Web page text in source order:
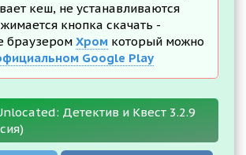
кеш, не устанавливаются
кнопка скачать -
браузером Хром который можно
Google Play
Детектив и Квест 3.2.9